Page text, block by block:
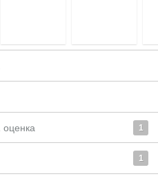
оценка 1
1